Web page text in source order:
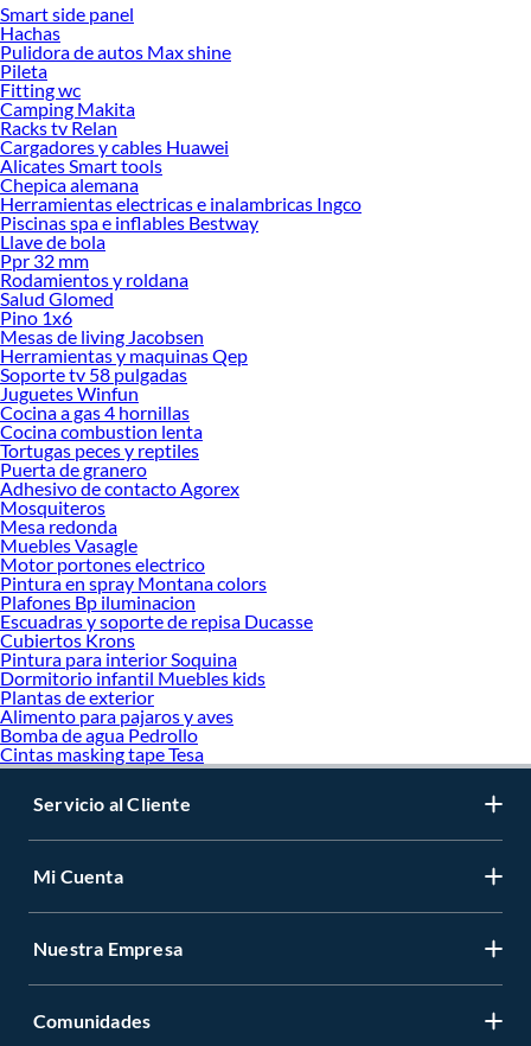
Desde remodelaciones hasta proyectos de decoración, estamos aquí para hacer
tus ideas realidad. ¡Visítanos y encuentra todo lo que tenemos para ofrecerte en
Escritorios!
Explora la variedad de productos de Escritorios en Sodimac
Herramientas, materiales y accesorios de calidad para tus proyectos y
renovación de espacios. ¡Visítanos y descubre todo lo que tenemos para
ofrecerte!
Encuentra una amplia variedad de productos de Escritorios en Sodimac.
Encuentra todo lo necesario para tus proyectos de renovación y decoración.
¡Visítanos y haz tus ideas realidad!
Smart side panel
Hachas
Pulidora de autos Max shine
Pileta
Fitting wc
Camping Makita
Racks tv Relan
Cargadores y cables Huawei
Alicates Smart tools
Chepica alemana
Herramientas electricas e inalambricas Ingco
Piscinas spa e inflables Bestway
Llave de bola
Ppr 32 mm
Rodamientos y roldana
Salud Glomed
Pino 1x6
Mesas de living Jacobsen
Herramientas y maquinas Qep
Soporte tv 58 pulgadas
Juguetes Winfun
Cocina a gas 4 hornillas
Cocina combustion lenta
Tortugas peces y reptiles
Puerta de granero
Adhesivo de contacto Agorex
Mosquiteros
Mesa redonda
Muebles Vasagle
Motor portones electrico
Pintura en spray Montana colors
Plafones Bp iluminacion
Escuadras y soporte de repisa Ducasse
Cubiertos Krons
Pintura para interior Soquina
Dormitorio infantil Muebles kids
Plantas de exterior
Alimento para pajaros y aves
Bomba de agua Pedrollo
Cintas masking tape Tesa
Servicio al Cliente
Mi Cuenta
Nuestra Empresa
Comunidades